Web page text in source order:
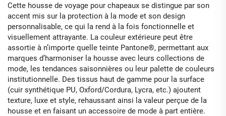
Cette housse de voyage pour chapeaux se distingue par son
accent mis sur la protection à la mode et son design
personnalisable, ce qui la rend à la fois fonctionnelle et
visuellement attrayante. La couleur extérieure peut être
assortie à n’importe quelle teinte Pantone®, permettant aux
marques d’harmoniser la housse avec leurs collections de
mode, les tendances saisonnières ou leur palette de couleurs
institutionnelle. Des tissus haut de gamme pour la surface
(cuir synthétique PU, Oxford/Cordura, Lycra, etc.) ajoutent
texture, luxe et style, rehaussant ainsi la valeur perçue de la
housse et en faisant un accessoire de mode à part entière.